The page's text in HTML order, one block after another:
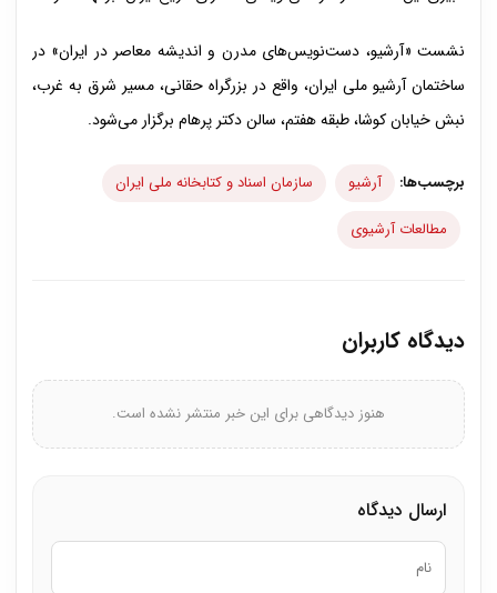
نشست «آرشیو، دست‌نویس‌های مدرن و اندیشه معاصر در ایران» در
ساختمان آرشیو ملی ایران، واقع در بزرگراه حقانی، مسیر شرق به غرب،
نبش خیابان کوشا، طبقه هفتم، سالن دکتر پرهام برگزار می‌شود.
برچسب‌ها: آرشیو
سازمان اسناد و کتابخانه ملی ایران
مطالعات آرشیوی
دیدگاه کاربران
هنوز دیدگاهی برای این خبر منتشر نشده است.
ارسال دیدگاه